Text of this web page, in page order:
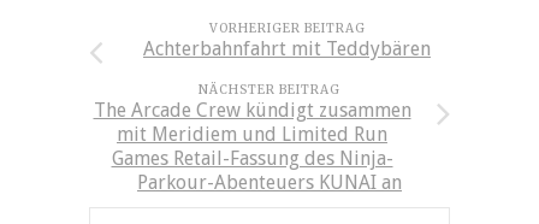
VORHERIGER BEITRAG
Achterbahnfahrt mit Teddybären
NÄCHSTER BEITRAG
The Arcade Crew kündigt zusammen
mit Meridiem und Limited Run
Games Retail-Fassung des Ninja-
Parkour-Abenteuers KUNAI an